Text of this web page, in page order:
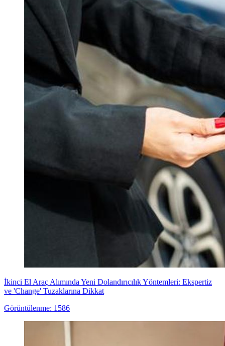
İkinci El Araç Alımında Yeni Dolandırıcılık Yöntemleri: Ekspertiz
ve 'Change' Tuzaklarına Dikkat
Görüntülenme: 1586